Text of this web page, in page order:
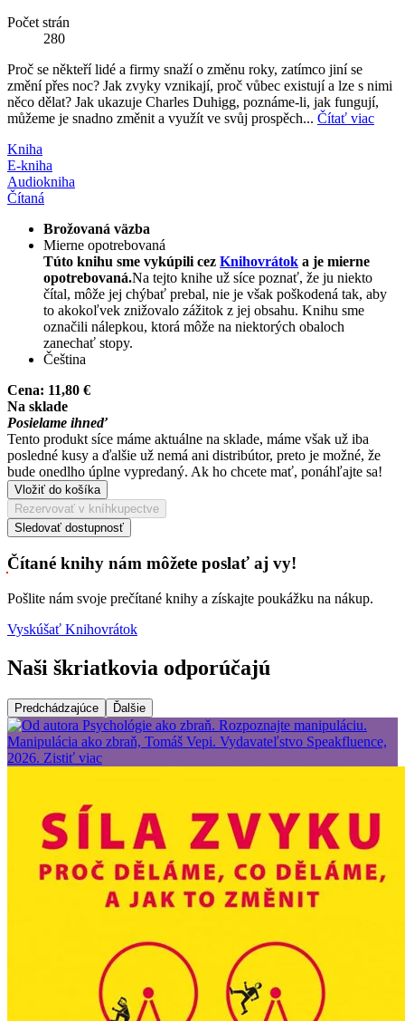
Počet strán
280
Proč se někteří lidé a firmy snaží o změnu roky, zatímco jiní se
změní přes noc? Jak zvyky vznikají, proč vůbec existují a lze s nimi
něco dělat? Jak ukazuje Charles Duhigg, poznáme-li, jak fungují,
můžeme je snadno změnit a využít ve svůj prospěch... Čítať viac
Kniha
E-kniha
Audiokniha
Čítaná
Brožovaná väzba
Mierne opotrebovaná
Túto knihu sme vykúpili cez Knihovrátok a je mierne
opotrebovaná.Na tejto knihe už síce poznať, že ju niekto
čítal, môže jej chýbať prebal, nie je však poškodená tak, aby
to akokoľvek znižovalo zážitok z jej obsahu. Knihu sme
označili nálepkou, ktorá môže na niektorých obaloch
zanechať stopy.
Čeština
Cena: 11,80 €
Na sklade
Posielame ihneď
Tento produkt síce máme aktuálne na sklade, máme však už iba
posledné kusy a ďalšie už nemá ani distribútor, preto je možné, že
bude onedlho úplne vypredaný. Ak ho chcete mať, ponáhľajte sa!
Vložiť do košíka
Rezervovať v kníhkupectve
Sledovať dostupnosť
Čítané knihy nám môžete poslať aj vy!
Pošlite nám svoje prečítané knihy a získajte poukážku na nákup.
Vyskúšať Knihovrátok
Naši škriatkovia odporúčajú
Predchádzajúce Ďalšie